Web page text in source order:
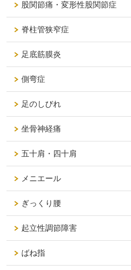
股関節痛・変形性股関節症
脊柱管狭窄症
足底筋膜炎
側弯症
足のしびれ
坐骨神経痛
五十肩・四十肩
メニエール
ぎっくり腰
起立性調節障害
ばね指